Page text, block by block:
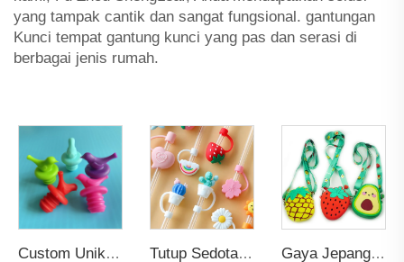
yang tampak cantik dan sangat fungsional. gantungan
Kunci tempat gantung kunci yang pas dan serasi di
berbagai jenis rumah.
Custom Unik Reusable Penyumbat Botol Anggur Silikon Souvenir Pernikahan Personalisasi dengan Penutup Tembak Penyegel Tutup Sedotan Kartun Silikon Reusable Penyerap Air dan Tahan Debu dengan Tutup Segel Atasan untuk Aksesoris Bar Sedotan 6-8mm Gaya Jepang Mini Buah Custom Anak-anak Gadis Imut Kartun Dompet Tas Bahu Tas Tangan Indah Tas Bahu untuk Anak-anak